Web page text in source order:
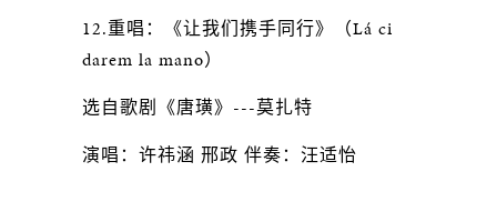
12.重唱：《让我们携手同行》（Lá ci
darem la mano）
选自歌剧《唐璜》---莫扎特
演唱：许祎涵 邢政 伴奏：汪适怡